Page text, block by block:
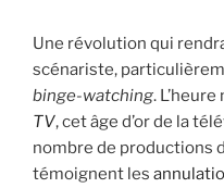
Une révolution qui
scénariste,
binge-watching.
TV, cet âge d’or de la
nombre de productions
témoignent les